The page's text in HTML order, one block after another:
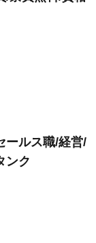
ールス職/経営/
ンク